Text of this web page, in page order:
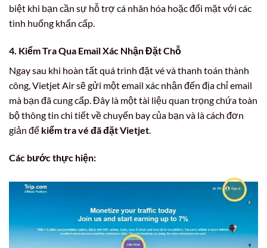
biệt khi bạn cần sự hỗ trợ cá nhân hóa hoặc đối mặt với các
tình huống khẩn cấp.
4. Kiểm Tra Qua Email Xác Nhận Đặt Chỗ
Ngay sau khi hoàn tất quá trình đặt vé và thanh toán thành
công, Vietjet Air sẽ gửi một email xác nhận đến địa chỉ email
mà bạn đã cung cấp. Đây là một tài liệu quan trọng chứa toàn
bộ thông tin chi tiết về chuyến bay của bạn và là cách đơn
giản để kiểm tra vé đã đặt Vietjet.
Các bước thực hiện: